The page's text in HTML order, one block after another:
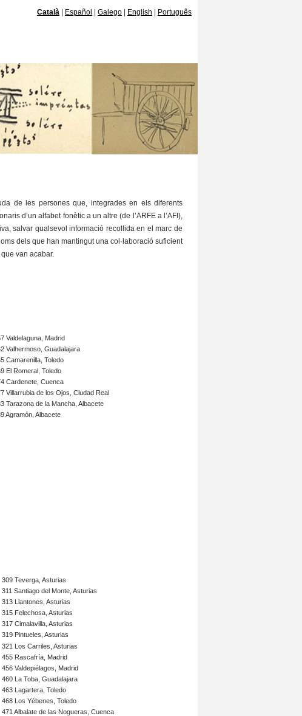
Català Español Galego English Português
de les persones que, integrades en els diferents
d’un alfabet fonètic a un altre (de l’ARFE a l’AFI),
salvar qualsevol informació recollida en el marc de
dels que han mantingut una col·laboració suficient
van acabar.
Valdelaguna, Madrid
Valhermoso, Guadalajara
Camarenilla, Toledo
El Romeral, Toledo
Cardenete, Cuenca
Villarrubia de los Ojos, Ciudad Real
Tarazona de la Mancha, Albacete
Agramón, Albacete
309 Teverga, Asturias
311 Santiago del Monte, Asturias
313 Llantones, Asturias
315 Felechosa, Asturias
317 Cimalavilla, Asturias
319 Pintueles, Asturias
321 Los Carriles, Asturias
455 Rascafría, Madrid
456 Valdepiélagos, Madrid
460 La Toba, Guadalajara
463 Lagartera, Toledo
468 Los Yébenes, Toledo
471 Albalate de las Nogueras, Cuenca